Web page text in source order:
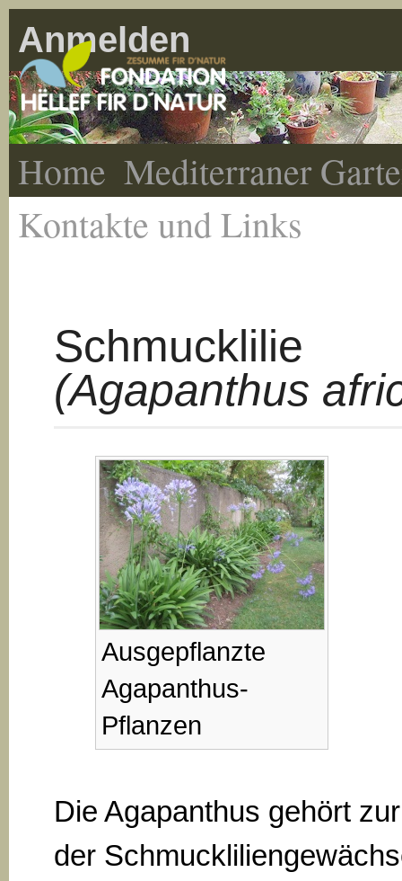
Anmelden
Home Mediterraner
Kontakte und Links
Schmucklilie
(Agapanthus
Ausgepflanzte
Agapanthus-
Pflanzen
Die Agapanthus gehört
der